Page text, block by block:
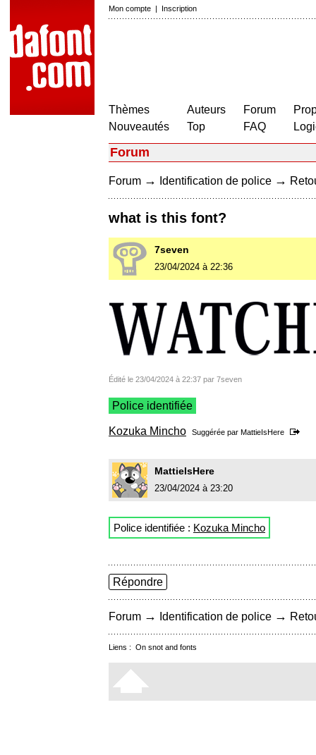
Mon compte | Inscription
Thèmes
Nouveautés
Auteurs
Top
Forum
FAQ
Forum
Forum → Identification de police →
what is this font?
7seven
23/04/2024 à 22:36
Édité le 23/04/2024 à 22:37 par 7seven
Police identifiée
Kozuka Mincho Suggérée par MattieIsHere
MattieIsHere
23/04/2024 à 23:20
Police identifiée : Kozuka Mincho
Répondre
Forum → Identification de police →
Liens : On snot and fonts